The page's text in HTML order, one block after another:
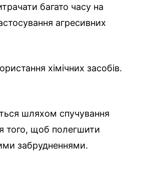
багато часу на
агресивних
хімічних засобів.
шляхом спучування
того, щоб полегшити
забрудненнями.